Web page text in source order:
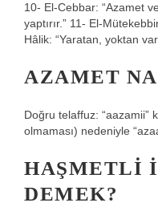
10- El-Cebbar: “Azamet
yaptırır.” 11- El-
Hâlik: “Yaratan, yoktan
AZAMET
Doğru telaffuz: “aazamii”
olmaması) nedeniyle
HAŞMETLI
DEMEK?